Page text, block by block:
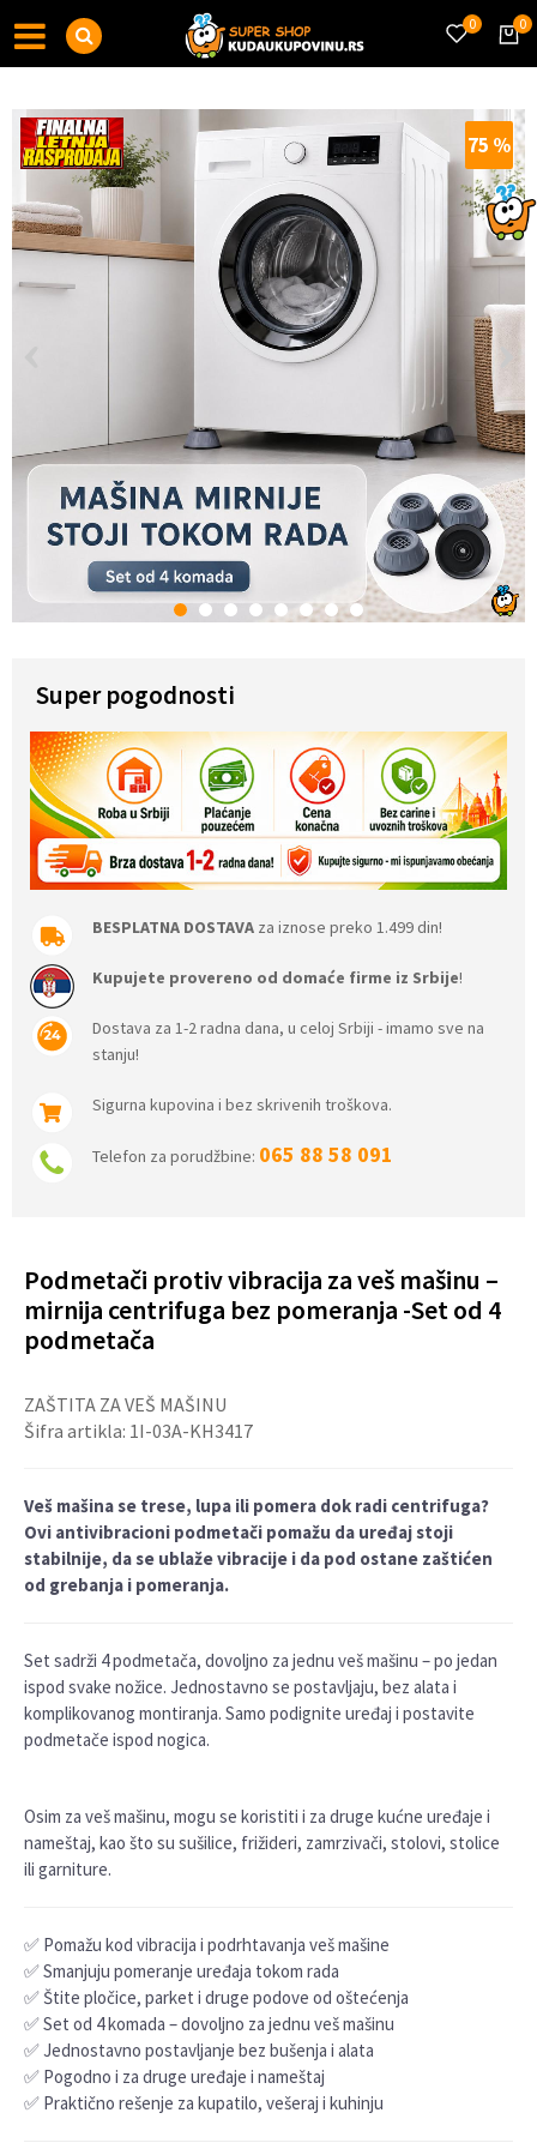
0
0
1 2 3 4 5 6 7 8
75 %
Super pogodnosti
BESPLATNA DOSTAVA za iznose preko 1.499 din!
Kupujete provereno od domaće firme iz Srbije!
Dostava za 1-2 radna dana, u celoj Srbiji - imamo sve na
stanju!
Sigurna kupovina i bez skrivenih troškova.
Telefon za porudžbine: 065 88 58 091
Podmetači protiv vibracija za veš mašinu –
mirnija centrifuga bez pomeranja -Set od 4
podmetača
ZAŠTITA ZA VEŠ MAŠINU
Šifra artikla: 1I-03A-KH3417
Veš mašina se trese, lupa ili pomera dok radi centrifuga?
Ovi antivibracioni podmetači pomažu da uređaj stoji
stabilnije, da se ublaže vibracije i da pod ostane zaštićen
od grebanja i pomeranja.
Set sadrži 4 podmetača, dovoljno za jednu veš mašinu – po jedan
ispod svake nožice. Jednostavno se postavljaju, bez alata i
komplikovanog montiranja. Samo podignite uređaj i postavite
podmetače ispod nogica.
Osim za veš mašinu, mogu se koristiti i za druge kućne uređaje i
nameštaj, kao što su sušilice, frižideri, zamrzivači, stolovi, stolice
ili garniture.
✅ Pomažu kod vibracija i podrhtavanja veš mašine
✅ Smanjuju pomeranje uređaja tokom rada
✅ Štite pločice, parket i druge podove od oštećenja
✅ Set od 4 komada – dovoljno za jednu veš mašinu
✅ Jednostavno postavljanje bez bušenja i alata
✅ Pogodno i za druge uređaje i nameštaj
✅ Praktično rešenje za kupatilo, vešeraj i kuhinju